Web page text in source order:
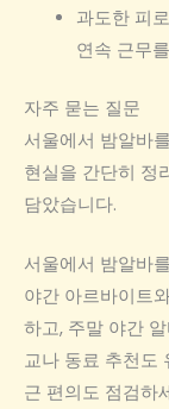
과도한 피
연속 근무
자주 묻는 질문
서울에서 밤알바
현실을 간단히 정
담았습니다.
서울에서 밤알바
야간 아르바이트
하고, 주말 야간
교나 동료 추천도
근 편의도 점검하